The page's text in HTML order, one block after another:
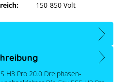
150-850 Volt
H3 Pro 20.0 Dreiphasen-